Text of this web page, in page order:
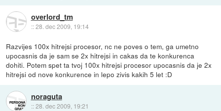
overlord_tm
::28. dec 2009, 19:14
Razvijes 100x hitrejsi procesor, nc ne poves o tem, ga umetno
upocasnis da je sam se 2x hitrejsi in cakas da te konkurenca
dohiti. Potem spet ta tvoj 100x hitrejsi procesor upocasnis da je 2x
hitrejsi od nove konkurence in lepo zivis kakih 5 let :D
noraguta
::28. dec 2009, 19:21